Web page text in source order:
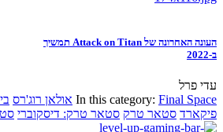
העונה האחרונה של Attack on Titan תמשיך
ב-2022
עדי פרל
In this category: Final Space אולאן רוג'רס
פיקארד סטאר טרק סטאר טרק: דיסקוברי